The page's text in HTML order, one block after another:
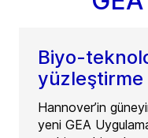
Biyo-
Hannover’in
yeni GEA